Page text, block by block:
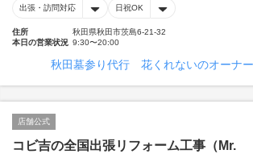
出張・訪問対応 日祝OK
住所
秋田県秋田市茨島6-21-32
本日の営業状況 9:30〜20:00
秋田墓参り代行 花くれないのオーナ
店舗公式
コビ吉の全国出張リフォーム工事（Mr.